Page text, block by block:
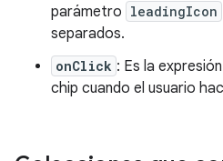
parámetro leadingIcon
separados.
onClick : Es la
chip cuando el usuario